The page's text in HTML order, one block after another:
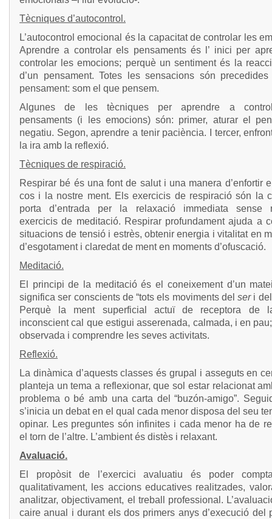
Tècniques d’autocontrol.
L’autocontrol emocional és la capacitat de controlar les
Aprendre a controlar els pensaments és l’ inici per
controlar les emocions; perquè un sentiment és la
d’un pensament. Totes les sensacions són
pensament: som el que pensem.
Algunes de les tècniques per aprendre a
pensaments (i les emocions) són: primer, aturar el
negatiu. Segon, aprendre a tenir paciència. I tercer,
la ira amb la reflexió.
Tècniques de respiració.
Respirar bé és una font de salut i una manera d’enfortir
cos i la nostre ment. Els exercicis de respiració són la
porta d’entrada per la relaxació immediata sense
exercicis de meditació. Respirar profundament ajuda a
situacions de tensió i estrès, obtenir energia i vitalitat en
d’esgotament i claredat de ment en moments d’ofuscació.
Meditació.
El principi de la meditació és el coneixement d’un
significa ser conscients de “tots els moviments delseri
Perquè la ment superficial actuï de receptora de
inconscient cal que estigui asserenada, calmada, i en
observada i comprendre les seves activitats.
Reflexió.
La dinàmica d’aquests classes és grupal i asseguts en
planteja un tema a reflexionar, que sol estar relacionat
problema o bé amb una carta del “buzón-amigo”.
s’inicia un debat en el qual cada menor disposa del seu
opinar. Les preguntes són infinites i cada menor ha de
el torn de l’altre. L’ambient és distès i relaxant.
Avaluació.
El propòsit de l’exercici avaluatiu és poder
qualitativament, les accions educatives realitzades,
analitzar, objectivament, el treball professional.
caire anual i durant els dos primers anys d’execució del